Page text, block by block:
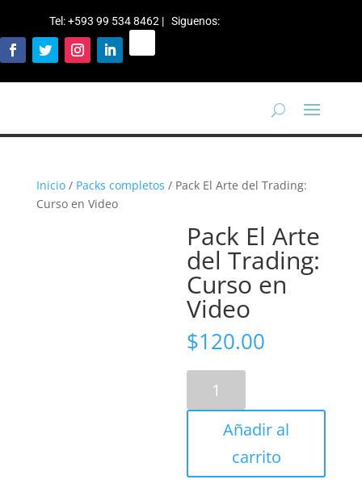
Tel: +593 99 534 8462 | Siguenos:
Inicio/ Packs completos / Pack El Arte del Trading:
Curso en Video
Pack El Arte
del Trading:
Curso en
Video
$120.00
Arte
Curso
Añadir al
carrito